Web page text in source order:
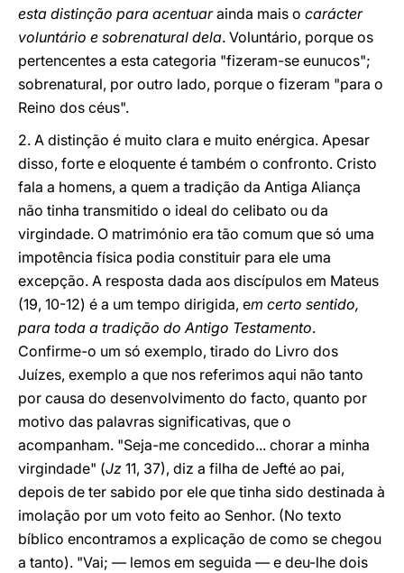
esta distinção para acentuarainda mais o carácter
voluntário e sobrenatural dela. Voluntário, porque os
pertencentes a esta categoria "fizeram-se eunucos";
sobrenatural, por outro lado, porque o fizeram "para o
Reino dos céus".
2. A distinção é muito clara e muito enérgica. Apesar
disso, forte e eloquente é também o confronto. Cristo
fala a homens, a quem a tradição da Antiga Aliança
não tinha transmitido o ideal do celibato ou da
virgindade. O matrimónio era tão comum que só uma
impotência física podia constituir para ele uma
excepção. A resposta dada aos discípulos em Mateus
(19, 10-12) é a um tempo dirigida, em certo sentido,
para toda a tradição do Antigo Testamento.
Confirme-o um só exemplo, tirado do Livro dos
Juízes, exemplo a que nos referimos aqui não tanto
por causa do desenvolvimento do facto, quanto por
motivo das palavras significativas, que o
acompanham. "Seja-me concedido... chorar a minha
virgindade" (Jz 11, 37), diz a filha de Jefté ao pai,
depois de ter sabido por ele que tinha sido destinada à
imolação por um voto feito ao Senhor. (No texto
bíblico encontramos a explicação de como se chegou
a tanto). "Vai; — lemos em seguida — e deu-lhe dois